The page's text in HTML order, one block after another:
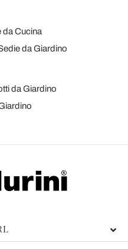
da Cucina
da Giardino
da Giardino